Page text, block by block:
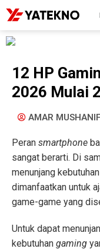
12 HP
2026 Mulai
AMAR MUSHANIF
Peran smartphone
sangat berarti. Di
menunjang
dimanfaatkan untuk
game-game yang
Untuk dapat
kebutuhan gaming